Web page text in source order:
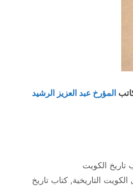
المؤرخ عبد العزيز الرشيد
تاريخ الكويت
التاريخية,كتاب تاريخ